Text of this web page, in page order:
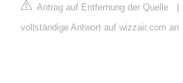
Antrag auf Entfernung der Quelle |
vollständige Antwort auf wizzair.com an